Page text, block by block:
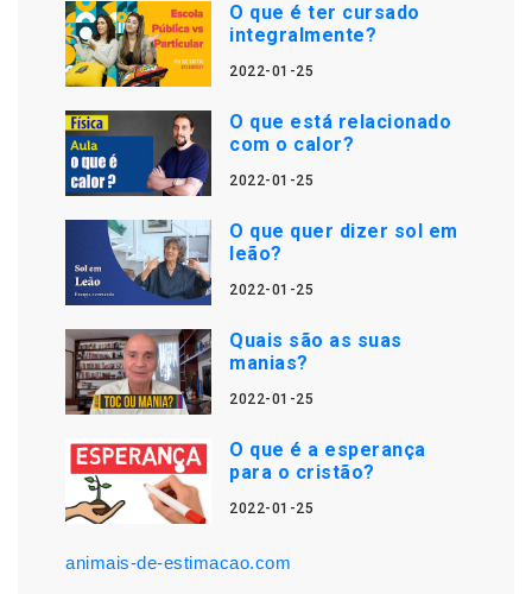
O que é ter cursado
integralmente?
2022-01-25
O que está relacionado
com o calor?
2022-01-25
O que quer dizer sol em
leão?
2022-01-25
Quais são as suas
manias?
2022-01-25
O que é a esperança
para o cristão?
2022-01-25
animais-de-estimacao.com